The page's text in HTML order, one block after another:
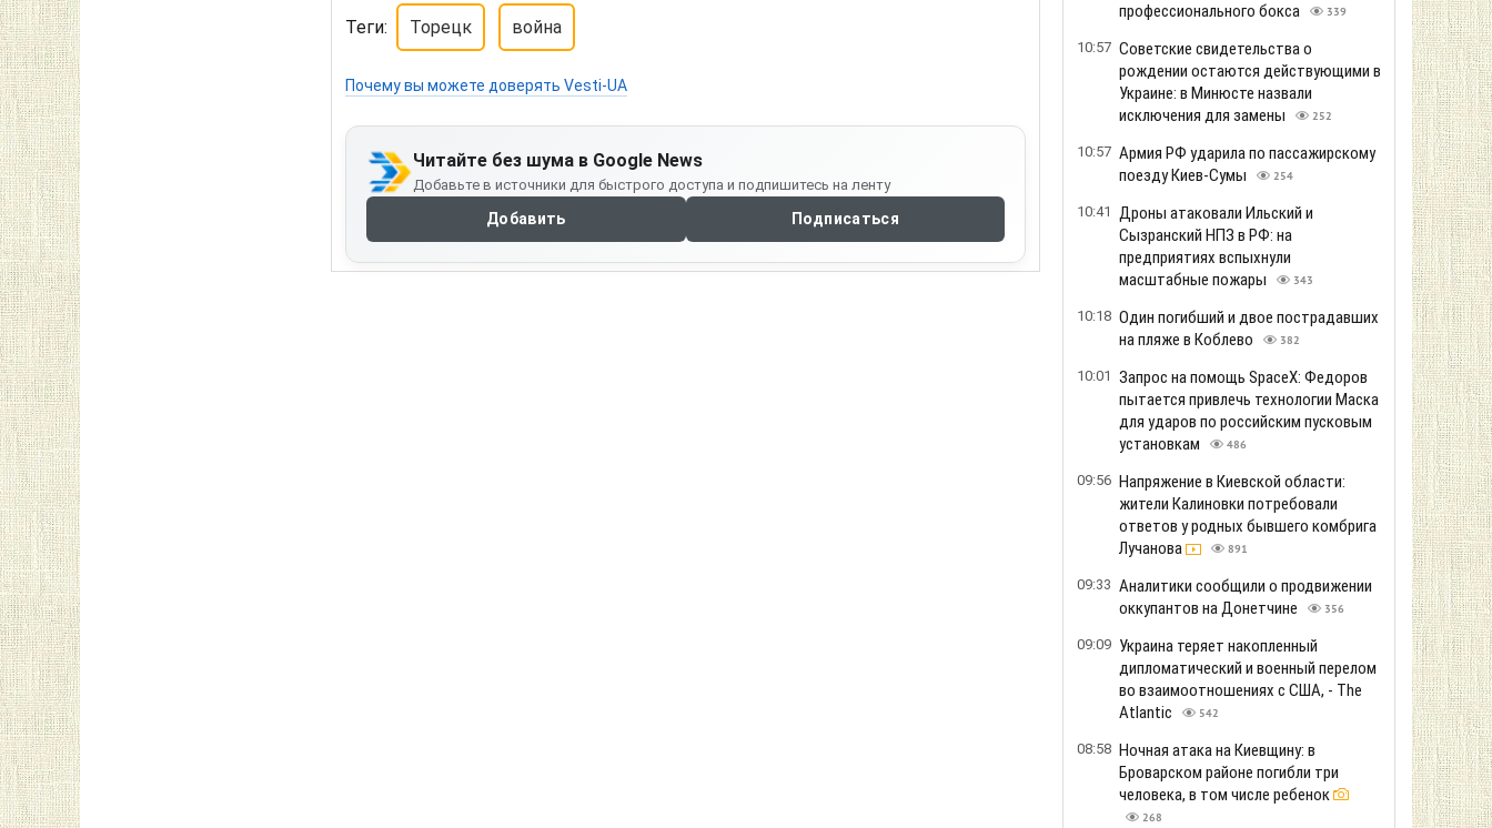
Теги: Торецк война
Почему вы можете доверять Vesti-UA
Читайте без шума в Google News
Добавьте в источники для быстрого доступа и подпишитесь на ленту
Добавить Подписаться
профессионального бокса
339
10:57 Советские свидетельства о
рождении остаются действующими в
Украине: в Минюсте назвали
исключения для замены
252
10:57 Армия РФ ударила по пассажирскому
поезду Киев-Сумы
254
10:41 Дроны атаковали Ильский и
Сызранский НПЗ в РФ: на
предприятиях вспыхнули
масштабные пожары
343
10:18 Один погибший и двое пострадавших
на пляже в Коблево
382
10:01 Запрос на помощь SpaceX: Федоров
пытается привлечь технологии Маска
для ударов по российским пусковым
установкам
486
09:56 Напряжение в Киевской области:
жители Калиновки потребовали
ответов у родных бывшего комбрига
Лучанова
891
09:33 Аналитики сообщили о продвижении
оккупантов на Донетчине
356
09:09 Украина теряет накопленный
дипломатический и военный перелом
во взаимоотношениях с США, - The
Atlantic
542
08:58 Ночная атака на Киевщину: в
Броварском районе погибли три
человека, в том числе ребенок
268